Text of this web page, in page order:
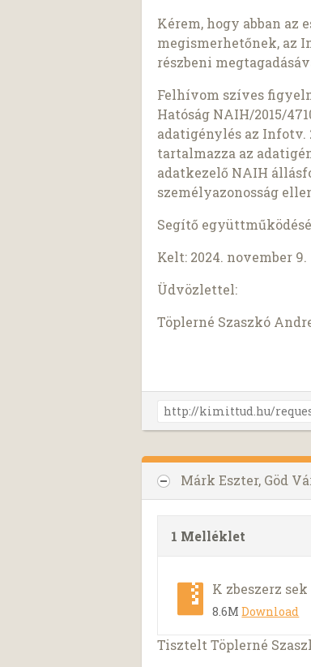
Kérem, hogy abban az
megismerhetőnek, az
részbeni
Felhívom szíves
Hatóság NAIH/2015/
adatigénylés az Infotv.
tartalmazza az
adatkezelő NAIH
személyazonosság
Segítő
Kelt: 2024. november 9.
Üdvözlettel:
Töplerné Szaszkó
Márk Eszter, Göd
1 Melléklet
K zbeszerz
8.6MDownload
Tisztelt Töplerné